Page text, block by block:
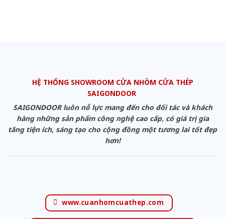
HỆ THỐNG SHOWROOM CỬA NHÔM CỬA THÉP
SAIGONDOOR
SAIGONDOOR luôn nỗ lực mang đến cho đối tác và khách
hàng những sản phẩm công nghệ cao cấp, có giá trị gia
tăng tiện ích, sáng tạo cho cộng đồng một tương lai tốt đẹp
hơn!
www.cuanhomcuathep.com